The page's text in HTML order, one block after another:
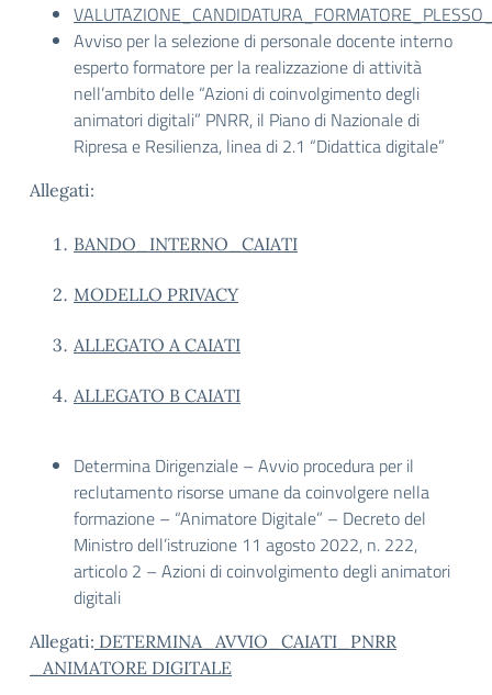
Avviso per la selezione di personale docente interno
esperto formatore per la realizzazione di attività
nell’ambito delle “Azioni di coinvolgimento degli
animatori digitali” PNRR, il Piano di Nazionale di
Ripresa e Resilienza, linea di 2.1 “Didattica digitale”
Allegati:
BANDO_INTERNO_CAIATI
MODELLO PRIVACY
ALLEGATO A CAIATI
ALLEGATO B CAIATI
Determina Dirigenziale – Avvio procedura per il
reclutamento risorse umane da coinvolgere nella
formazione – “Animatore Digitale” – Decreto del
Ministro dell’istruzione 11 agosto 2022, n. 222,
articolo 2 – Azioni di coinvolgimento degli animatori
digitali
Allegati: DETERMINA_AVVIO_CAIATI_PNRR
_ANIMATORE DIGITALE